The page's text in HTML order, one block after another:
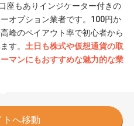
座もありインジケーター付きの
オプション業者です。100円か
峰のペイアウト率で初心者から
す。 土日も株式や仮想通貨の取
マンにもおすすめな魅力的な業
トへ移動